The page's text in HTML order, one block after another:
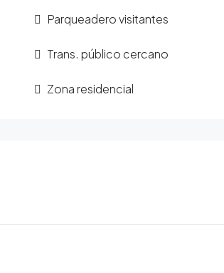
Parqueadero visitantes
Trans. público cercano
Zona residencial